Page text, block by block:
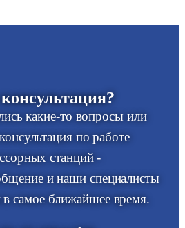
какие-то вопросы или
по работе
станций -
и наши специалисты
в самое ближайшее время.